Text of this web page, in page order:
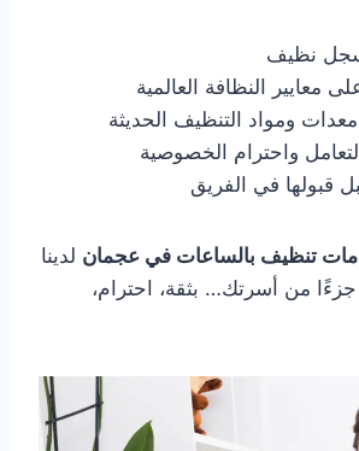
نظيف
معايير النظافة العالمية
ومواد التنظيف الحديثة
واحترام الخصوصية
قبولها في الفريق
تنظيف بالساعات في عجمان لدينا
من أسرتك… بثقة، احترام،